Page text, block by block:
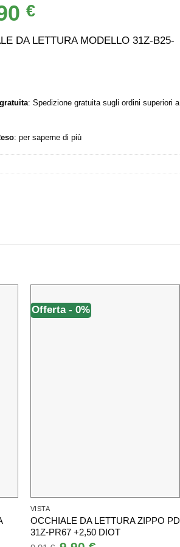
€Il
attuale
DA LETTURA MODELLO 31Z-B25-
: Spedizione gratuita sugli ordini superiori a
: per saperne di più
Offerta - 0%
VISTA
OCCHIALE DA LETTURA ZIPPO PD
31Z-PR67 +2,50 DIOT
Il